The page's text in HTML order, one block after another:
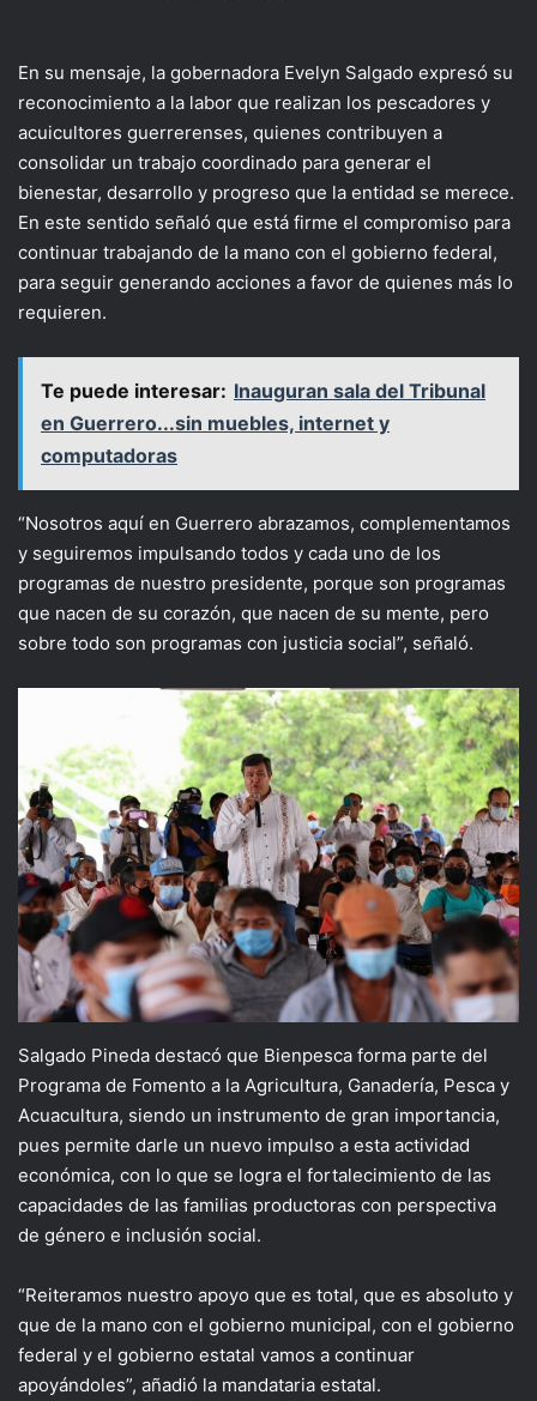
En su mensaje, la gobernadora Evelyn Salgado expresó su
reconocimiento a la labor que realizan los pescadores y
acuicultores guerrerenses, quienes contribuyen a
consolidar un trabajo coordinado para generar el
bienestar, desarrollo y progreso que la entidad se merece.
En este sentido señaló que está firme el compromiso para
continuar trabajando de la mano con el gobierno federal,
para seguir generando acciones a favor de quienes más lo
requieren.
Te puede interesar: Inauguran sala del Tribunal
en Guerrero...sin muebles, internet y
computadoras
“Nosotros aquí en Guerrero abrazamos, complementamos
y seguiremos impulsando todos y cada uno de los
programas de nuestro presidente, porque son programas
que nacen de su corazón, que nacen de su mente, pero
sobre todo son programas con justicia social”, señaló.
Salgado Pineda destacó que Bienpesca forma parte del
Programa de Fomento a la Agricultura, Ganadería, Pesca y
Acuacultura, siendo un instrumento de gran importancia,
pues permite darle un nuevo impulso a esta actividad
económica, con lo que se logra el fortalecimiento de las
capacidades de las familias productoras con perspectiva
de género e inclusión social.
“Reiteramos nuestro apoyo que es total, que es absoluto y
que de la mano con el gobierno municipal, con el gobierno
federal y el gobierno estatal vamos a continuar
apoyándoles”, añadió la mandataria estatal.